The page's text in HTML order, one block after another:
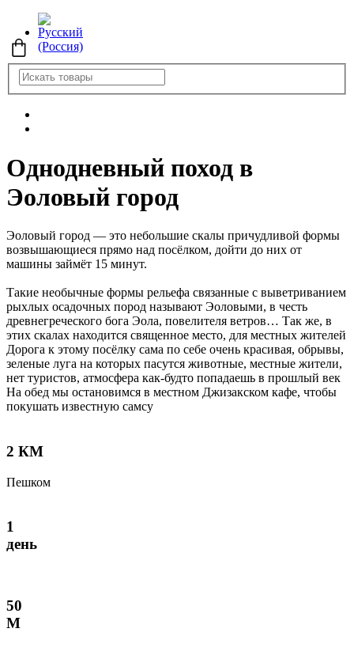
Однодневный поход в
Эоловый город
Эоловый город — это небольшие скалы причудливой формы
возвышающиеся прямо над посёлком, дойти до них от
машины займёт 15 минут.
Такие необычные формы рельефа связанные с выветриванием
рыхлых осадочных пород называют Эоловыми, в честь
древнегреческого бога Эола, повелителя ветров… Так же, в
этих скалах находится священное место, для местных жителей
Дорога к этому посёлку сама по себе очень красивая, обрывы,
зеленые луга на которых пасутся животные, местные жители,
нет туристов, атмосфера как-будто попадаешь в прошлый век
На обед мы остановимся в местном Джизакском кафе, чтобы
покушать известную самсу
2 КМ
Пешком
1
день
50
М